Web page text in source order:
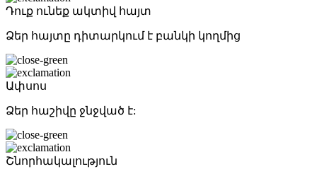
Դուք ունեք ակտիվ հայտ
Ձեր հայտը դիտարկում է բանկի կողմից
Ափսոս
Ձեր հաշիվը ջնջված է:
Շնորհակալություն